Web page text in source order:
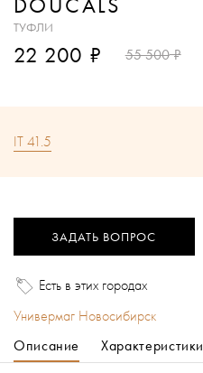
ТУФЛИ
22 200 ₽ 55 500₽
IT 41.5
ЗАДАТЬ ВОПРОС
Есть в этих городах
Универмаг Новосибирск
Описание
Характеристики